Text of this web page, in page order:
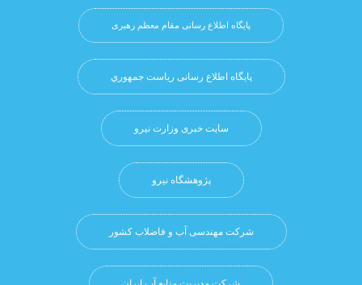
پایگاه اطلاع رسانی مقام معظم رهبری
پایگاه اطلاع رسانی ریاست جمهوري
سایت خبری وزارت نیرو
پژوهشگاه نيرو
شرکت مهندسی آب و فاضلاب کشور